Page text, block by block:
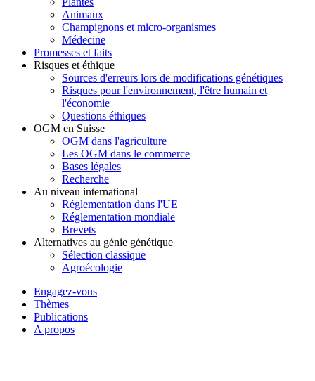
Animaux
Champignons et micro-organismes
Médecine
Promesses et faits
Risques et éthique
Sources d'erreurs lors de modifications génétiques
Risques pour l'environnement, l'être humain et
l'économie
Questions éthiques
OGM en Suisse
OGM dans l'agriculture
Les OGM dans le commerce
Bases légales
Recherche
Au niveau international
Réglementation dans l'UE
Réglementation mondiale
Brevets
Alternatives au génie génétique
Sélection classique
Agroécologie
Engagez-vous
Thèmes
Publications
A propos